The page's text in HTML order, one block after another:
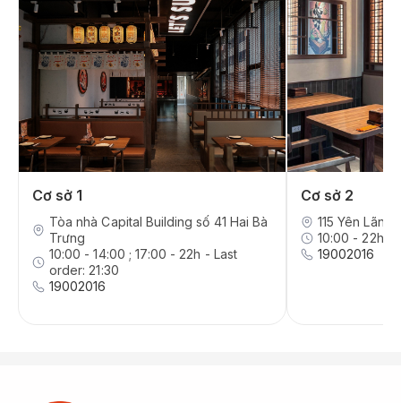
Cơ sở 1
Tòa nhà Capital Building số 41 Hai Bà
Trưng
10:00 - 14:00 ; 17:00 - 22h - Last
order: 21:30
19002016
Cơ sở 2
115 Yên
10:00 - 22h -
19002016